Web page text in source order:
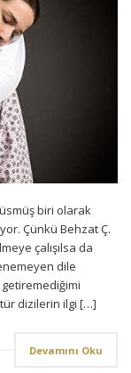
biri olarak
Çünkü Behzat Ç.
çalışılsa da
dile
dizilerin ilgi […]
Devamını Oku